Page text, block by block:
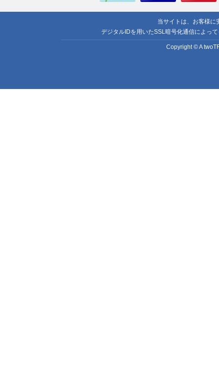
当サイトは、お客様に
デジタルIDを用いたSSL暗号化通信によっ
Copyright © A